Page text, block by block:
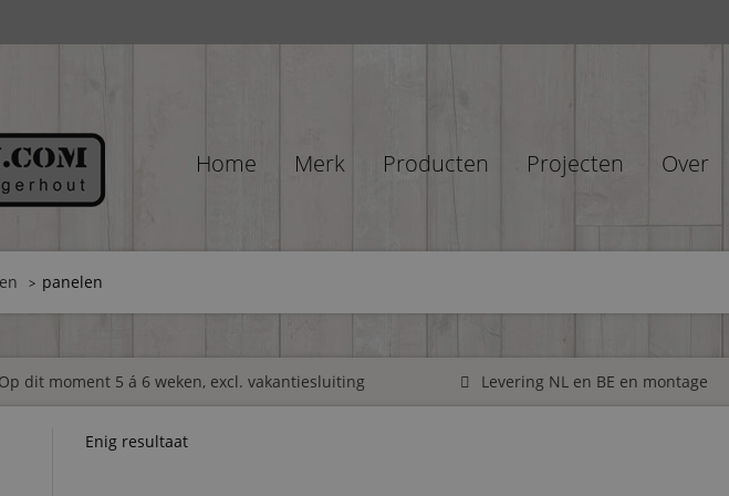
Home Merk Producten Projecten Over
panelen
dit moment 5 á 6 weken, excl. vakantiesluiting Levering NL en BE en montage
Enig resultaat